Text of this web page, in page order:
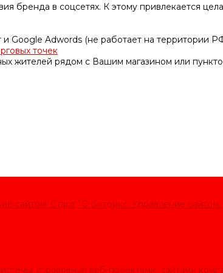
бренда в соцсетях. К этому привлекается
Google Adwords (не работает на территории
точек
жителей рядом с Вашим магазином или
сайтом. Старт 1С-Битрикс: Управление сайтом.
управления веб-проектами: сайтами